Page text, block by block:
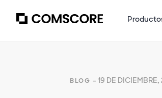
BLOG - 19 DE DICIEMBRE,